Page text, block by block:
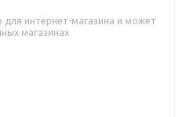
для интернет-магазина и может
магазинах